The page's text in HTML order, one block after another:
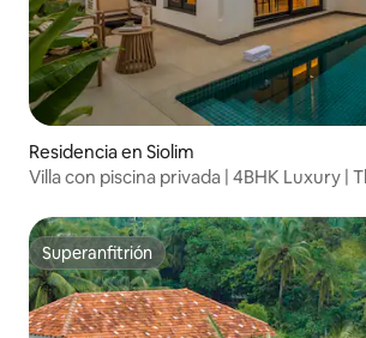
Residencia en Siolim
Villa con piscina privada | 4BHK Luxury |
Superanfitrión
Superanfitrión